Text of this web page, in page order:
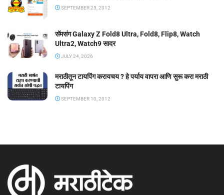
SEPTEMBER 25, 2012
सॅमसंग Galaxy Z Fold8 Ultra, Fold8, Flip8, Watch
Ultra2, Watch9 सादर
JULY 24, 2026
मराठीतून टायपिंग करायचय ? हे पर्याय वापरा आणि सुरू करा मराठी
टायपिंग
SEPTEMBER 10, 2012